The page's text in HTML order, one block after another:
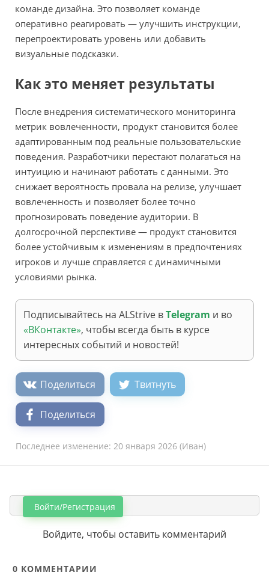
команде дизайна. Это позволяет команде
оперативно реагировать — улучшить инструкции,
перепроектировать уровень или добавить
визуальные подсказки.
Как это меняет результаты
После внедрения систематического мониторинга
метрик вовлеченности, продукт становится более
адаптированным под реальные пользовательские
поведения. Разработчики перестают полагаться на
интуицию и начинают работать с данными. Это
снижает вероятность провала на релизе, улучшает
вовлеченность и позволяет более точно
прогнозировать поведение аудитории. В
долгосрочной перспективе — продукт становится
более устойчивым к изменениям в предпочтениях
игроков и лучше справляется с динамичными
условиями рынка.
Подписывайтесь на ALStrive вTelegram и во
«ВКонтакте», чтобы всегда быть в курсе
интересных событий и новостей!
Поделиться Твитнуть
Поделиться
Последнее изменение: 20 января 2026 (Иван)
Войти/Регистрация
Войдите, чтобы оставить комментарий
0 КОММЕНТАРИИ